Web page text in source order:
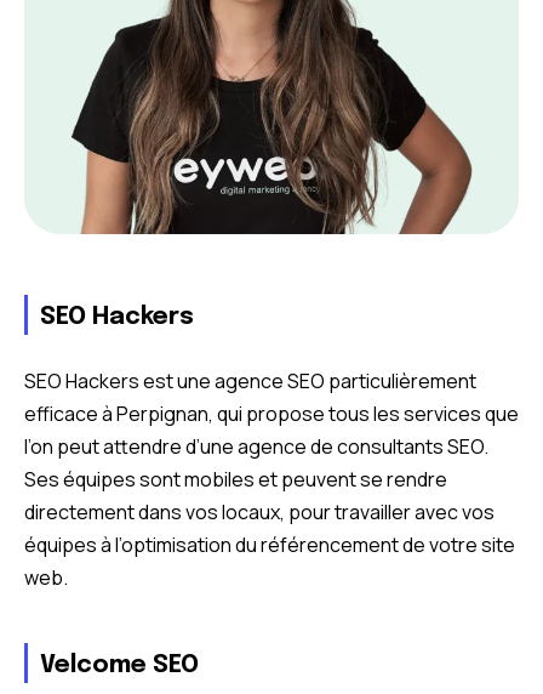
SEO Hackers
SEO Hackers est une agence SEO particulièrement
efficace à Perpignan, qui propose tous les services que
l’on peut attendre d’une agence de consultants SEO.
Ses équipes sont mobiles et peuvent se rendre
directement dans vos locaux, pour travailler avec vos
équipes à l’optimisation du référencement de votre site
web.
Velcome SEO